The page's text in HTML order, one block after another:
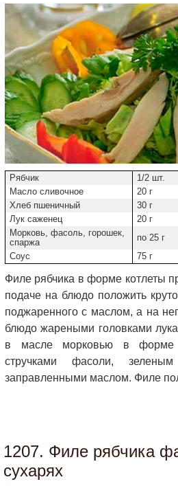
Рябчик
1/2 шт.
Масло сливочное
20 г
Хлеб пшеничный
30 г
Лук саженец
20 г
Морковь, фасоль, горошек,
спаржа
по 25 г
Соус
75 г
Филе рябчика в форме котлеты
подаче на блюдо положить
поджаренного с маслом, а на
блюдо жареными головками
в масле морковью в форме
стручками фасоли,
заправленными маслом. Филе
1207. Филе рябчика
сухарях